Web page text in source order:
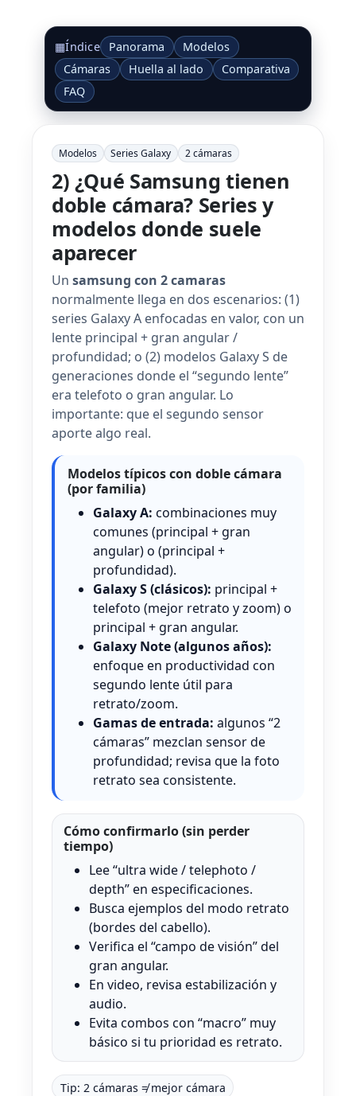
▦Índice Panorama
Modelos
Cámaras
Huella al lado
Comparativa
FAQ
Modelos Series Galaxy 2 cámaras
2) ¿Qué Samsung tienen
doble cámara? Series y
modelos donde suele
aparecer
Un samsung con 2 camaras
normalmente llega en dos escenarios: (1)
series Galaxy A enfocadas en valor, con un
lente principal + gran angular /
profundidad; o (2) modelos Galaxy S de
generaciones donde el “segundo lente”
era telefoto o gran angular. Lo
importante: que el segundo sensor
aporte algo real.
Modelos típicos con doble cámara
(por familia)
Galaxy A: combinaciones muy
comunes (principal + gran
angular) o (principal +
profundidad).
Galaxy S (clásicos): principal +
telefoto (mejor retrato y zoom) o
principal + gran angular.
Galaxy Note (algunos años):
enfoque en productividad con
segundo lente útil para
retrato/zoom.
Gamas de entrada: algunos “2
cámaras” mezclan sensor de
profundidad; revisa que la foto
retrato sea consistente.
Cómo confirmarlo (sin perder
tiempo)
Lee “ultra wide / telephoto /
depth” en especificaciones.
Busca ejemplos del modo retrato
(bordes del cabello).
Verifica el “campo de visión” del
gran angular.
En video, revisa estabilización y
audio.
Evita combos con “macro” muy
básico si tu prioridad es retrato.
Tip: 2 cámaras ≠ mejor cámara